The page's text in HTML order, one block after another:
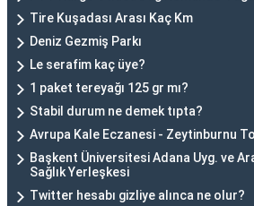
Tire Kuşadası Arası Kaç Km
Deniz Gezmiş Parkı
Le serafim kaç üye?
1 paket tereyağı 125 gr mı?
Stabil durum ne demek tıpta?
Avrupa Kale Eczanesi - Zeytinburnu
Başkent Üniversitesi Adana Uyg. ve
Sağlık Yerleşkesi
Twitter hesabı gizliye alınca ne olur?